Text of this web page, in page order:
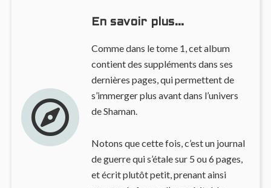
En savoir plus…
Comme dans le tome 1, cet album
contient des suppléments dans ses
dernières pages, qui permettent de
s’immerger plus avant dans l’univers
de Shaman.
Notons que cette fois, c’est un journal
de guerre qui s’étale sur 5 ou 6 pages,
et écrit plutôt petit, prenant ainsi